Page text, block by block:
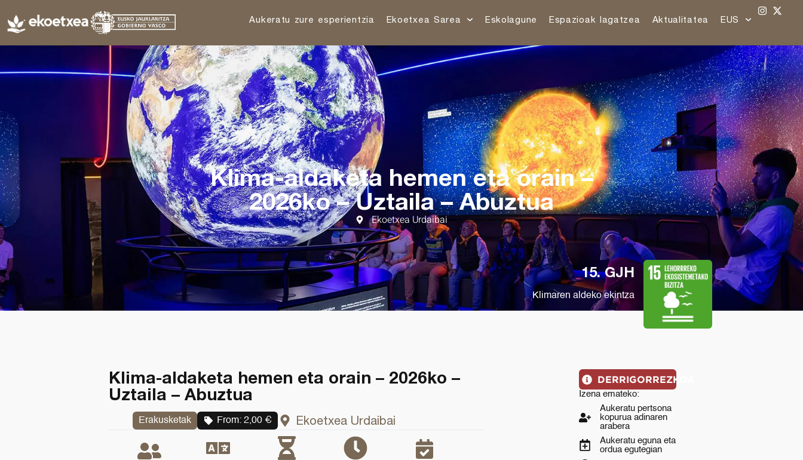
Aukeratu zure esperientzia Ekoetxea Sarea Eskolagune Espazioak lagatzea Aktualitatea EUS
Klima-aldaketa hemen eta orain –
2026ko – Uztaila – Abuztua
Ekoetxea Urdaibai
15. GJH
Klimaren aldeko ekintza
Klima-aldaketa hemen eta orain – 2026ko –
Uztaila – Abuztua
Erakusketak From: 2,00 € Ekoetxea Urdaibai
DERRIGORREZKOA
Izena emateko:
Aukeratu pertsona
kopurua adinaren
arabera
Aukeratu eguna eta
ordua egutegian